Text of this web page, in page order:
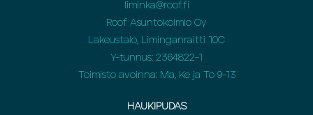
liminka@roof.fi
Roof Asuntokolmio Oy
Lakeustalo, Liminganraitti 10C
Y-tunnus: 2364822-1
Toimisto avoinna: Ma, Ke ja To 9-13
HAUKIPUDAS